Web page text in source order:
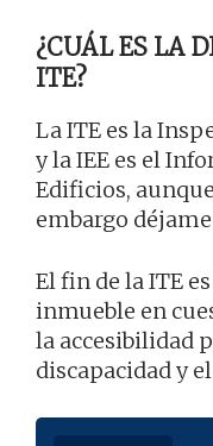
¿CUÁL ES LA
ITE?
La ITE es la
y la IEE es el
Edificios,
embargo
El fin de la ITE
inmueble en
la accesibilidad
discapacidad y